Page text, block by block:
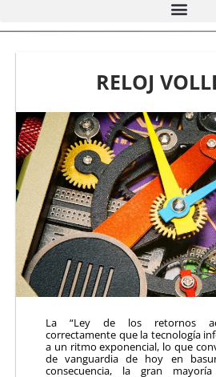
RELOJ
La “Ley de los retornos
correctamente que la tecnología
a un ritmo exponencial, lo que
de vanguardia de hoy en
consecuencia, la gran